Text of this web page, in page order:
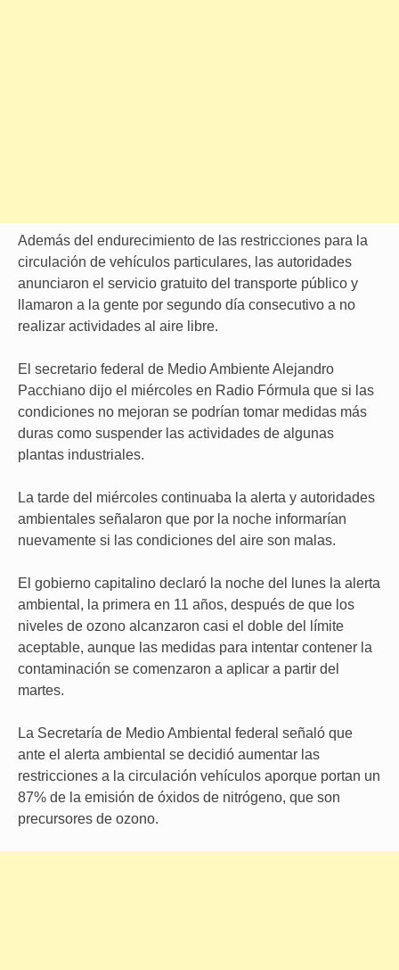
Además del endurecimiento de las restricciones para la
circulación de vehículos particulares, las autoridades
anunciaron el servicio gratuito del transporte público y
llamaron a la gente por segundo día consecutivo a no
realizar actividades al aire libre.
El secretario federal de Medio Ambiente Alejandro
Pacchiano dijo el miércoles en Radio Fórmula que si las
condiciones no mejoran se podrían tomar medidas más
duras como suspender las actividades de algunas
plantas industriales.
La tarde del miércoles continuaba la alerta y autoridades
ambientales señalaron que por la noche informarían
nuevamente si las condiciones del aire son malas.
El gobierno capitalino declaró la noche del lunes la alerta
ambiental, la primera en 11 años, después de que los
niveles de ozono alcanzaron casi el doble del límite
aceptable, aunque las medidas para intentar contener la
contaminación se comenzaron a aplicar a partir del
martes.
La Secretaría de Medio Ambiental federal señaló que
ante el alerta ambiental se decidió aumentar las
restricciones a la circulación vehículos aporque portan un
87% de la emisión de óxidos de nitrógeno, que son
precursores de ozono.